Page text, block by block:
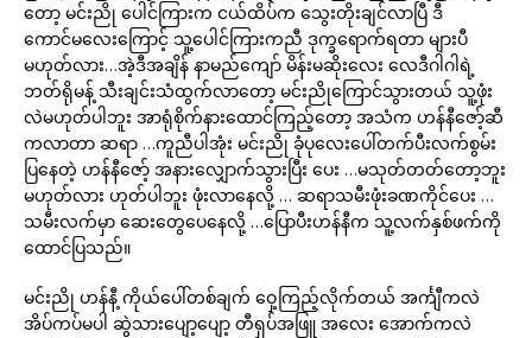
တော့ မင်းညို ပေါင်ကြားက ငယ်ထိပ်က သွေးတိုးချင်လာပြီ ဒီ
ကောင်မလေးကြောင့် သူ့ပေါင်ကြားကညီ ဒုက္ခရောက်ရတာ များပီ
မဟုတ်လား…အဲ့ဒီအချိန် နာမည်ကျော် မိန်းမဆိုးလေး လေဒီဂါဂါရဲ့
ဘတ်ရိုမန့် သီးချင်းသံထွက်လာတော့ မင်းညိုကြောင်သွားတယ် သူ့ဖုံး
လဲမဟုတ်ပါဘူး အာရုံစိုက်နားထောင်ကြည့်တော့ အသံက ဟန်နီဇော့်ဆီ
ကလာတာ ဆရာ …ကူညီပါအုံး မင်းညို ခုံပုလေးပေါ်တက်ပီးလက်စွမ်း
ပြနေတဲ့ ဟန်နီဇော့် အနားလျှောက်သွားပြီး ပေး …မသုတ်တတ်တော့ဘူး
မဟုတ်လား ဟုတ်ပါဘူး ဖုံးလာနေလို့ … ဆရာသမီးဖုံးခဏကိုင်ပေး …
သမီးလက်မှာ ဆေးတွေပေနေလို့ …ပြောပီးဟန်နီက သူ့လက်နှစ်ဖက်ကို
ထောင်ပြသည်။
မင်းညို ဟန်နီ့ ကိုယ်ပေါ်တစ်ချက် ဝှေ့ကြည့်လိုက်တယ် အင်္ကျီကလဲ
အိပ်ကပ်မပါ ဆွဲသားပျော့ပျော့ တီရှပ်အဖြူ အလေး အောက်ကလဲ